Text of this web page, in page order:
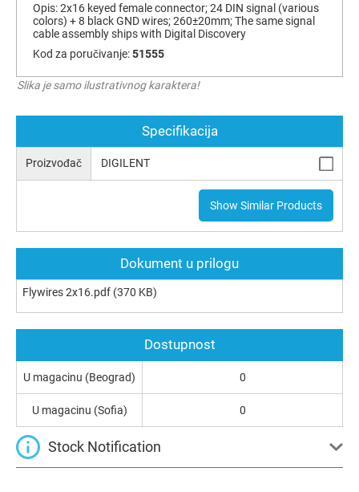
Opis:2x16 keyed female connector; 24 DIN signal (various
colors) + 8 black GND wires; 260±20mm; The same signal
cable assembly ships with Digital Discovery
Kod za poručivanje:51555
Slika je samo ilustrativnog karaktera!
Specifikacija
Proizvođač DIGILENT
Show Similar Products
Dokument u prilogu
Flywires 2x16.pdf (370 KB)
Dostupnost
U magacinu (Beograd) 0
U magacinu (Sofia) 0
Stock Notification